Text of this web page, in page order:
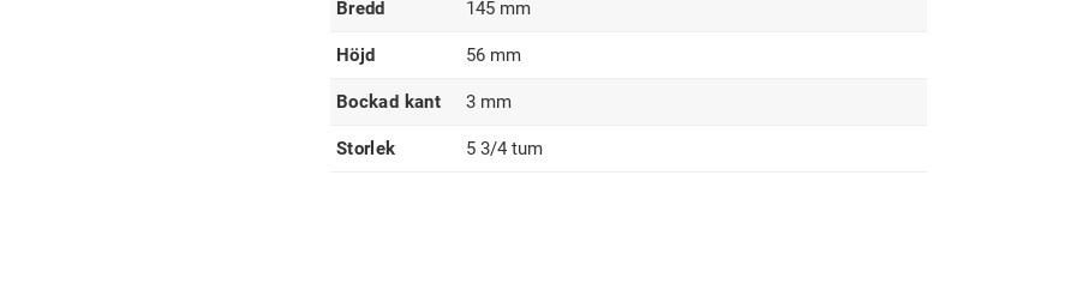
Bredd 145 mm
Höjd 56 mm
Bockad kant 3 mm
Storlek 5 3/4 tum